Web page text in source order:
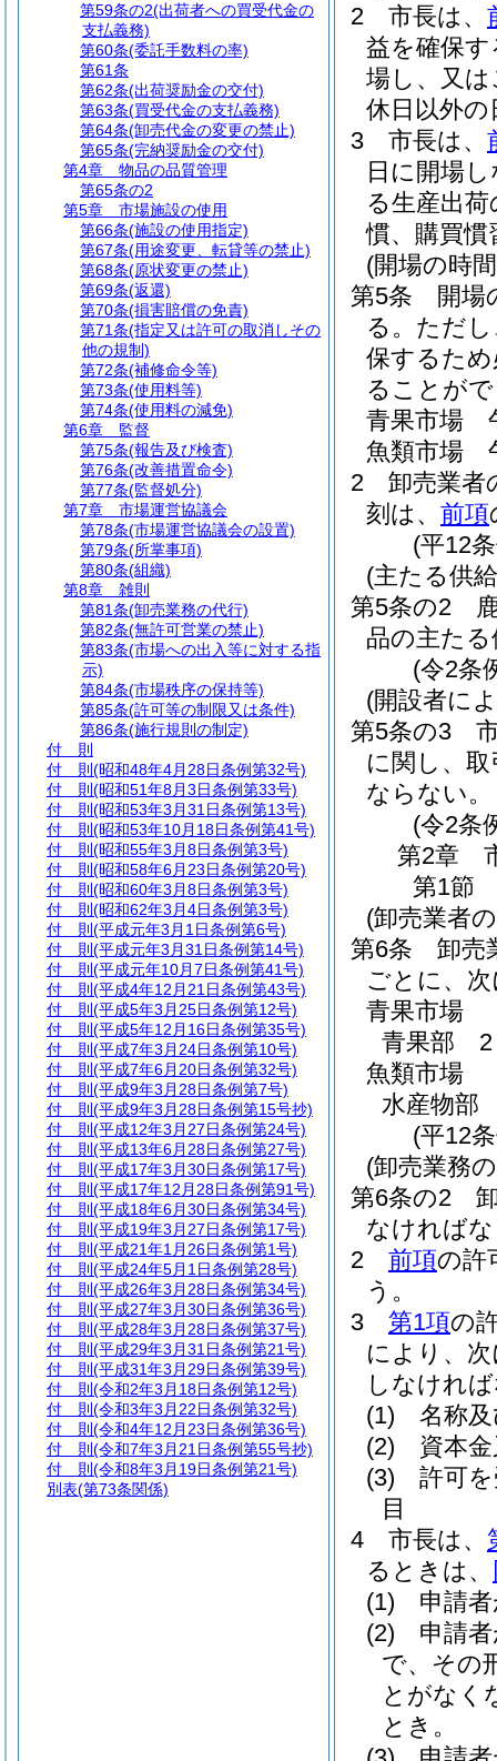
2
市長は、
益を確保
場し、又
休日以外
3
市長は、
日に開場
る生産出
慣、購買
(開場の時
第5条
開場
る。 ただ
保するた
ることが
青果市場
魚類市場
2
卸売業者
刻は、 前項
(平12
(主たる供
第5条の2
品の主た
(令2条
(開設者に
第5条の3
に関し、
ならない。
(令2条
第2章
第1節
(卸売業者
第6条
卸売
ごとに、
青果市場
青果部 2
魚類市場
水産物
(平12
(卸売業務
第6条の2
なければ
2
前項の許
う。
3
第1項の
により、
しなけれ
(1)
名称
(2)
資本
(3)
許可
目
4
市長は、
るときは、
(1)
申請
(2)
申請
で、その
とがなく
とき。
第59条の2(出荷者への買受代金の
支払義務)
第60条(委託手数料の率)
第61条
第62条(出荷奨励金の交付)
第63条(買受代金の支払義務)
第64条(卸売代金の変更の禁止)
第65条(完納奨励金の交付)
第4章
物品の品質管理
第65条の2
第5章
市場施設の使用
第66条(施設の使用指定)
第67条(用途変更、転貸等の禁止)
第68条(原状変更の禁止)
第69条(返還)
第70条(損害賠償の免責)
第71条(指定又は許可の取消しその
他の規制)
第72条(補修命令等)
第73条(使用料等)
第74条(使用料の減免)
第6章
監督
第75条(報告及び検査)
第76条(改善措置命令)
第77条(監督処分)
第7章
市場運営協議会
第78条(市場運営協議会の設置)
第79条(所掌事項)
第80条(組織)
第8章
雑則
第81条(卸売業務の代行)
第82条(無許可営業の禁止)
第83条(市場への出入等に対する指
示)
第84条(市場秩序の保持等)
第85条(許可等の制限又は条件)
第86条(施行規則の制定)
付 則
付 則 (昭和48年4月28日条例第32号)
付 則 (昭和51年8月3日条例第33号)
付 則 (昭和53年3月31日条例第13号)
付 則 (昭和53年10月18日条例第41号)
付 則 (昭和55年3月8日条例第3号)
付 則 (昭和58年6月23日条例第20号)
付 則 (昭和60年3月8日条例第3号)
付 則 (昭和62年3月4日条例第3号)
付 則 (平成元年3月1日条例第6号)
付 則 (平成元年3月31日条例第14号)
付 則 (平成元年10月7日条例第41号)
付 則 (平成4年12月21日条例第43号)
付 則 (平成5年3月25日条例第12号)
付 則 (平成5年12月16日条例第35号)
付 則 (平成7年3月24日条例第10号)
付 則 (平成7年6月20日条例第32号)
付 則 (平成9年3月28日条例第7号)
付 則 (平成9年3月28日条例第15号抄)
付 則 (平成12年3月27日条例第24号)
付 則 (平成13年6月28日条例第27号)
付 則 (平成17年3月30日条例第17号)
付 則 (平成17年12月28日条例第91号)
付 則 (平成18年6月30日条例第34号)
付 則 (平成19年3月27日条例第17号)
付 則 (平成21年1月26日条例第1号)
付 則 (平成24年5月1日条例第28号)
付 則 (平成26年3月28日条例第34号)
付 則 (平成27年3月30日条例第36号)
付 則 (平成28年3月28日条例第37号)
付 則 (平成29年3月31日条例第21号)
付 則 (平成31年3月29日条例第39号)
付 則 (令和2年3月18日条例第12号)
付 則 (令和3年3月22日条例第32号)
付 則 (令和4年12月23日条例第36号)
付 則 (令和7年3月21日条例第55号抄)
付 則 (令和8年3月19日条例第21号)
別表(第73条関係)